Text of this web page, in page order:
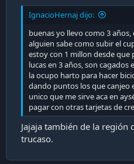
IgnacioHernaj dijo:
buenas yo llevo como 3
alguien sabe como subir el
estoy con 1 millon desde que
lucas en 3 años, son cagados
la ocupo harto para hacer
dando puntos los que canjeo
unico que me sirve aca en
pagar con otras tarjetas de
Jajaja también de la región
trucaso.